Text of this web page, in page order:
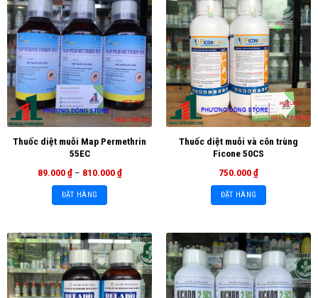
Thuốc diệt muỗi Map Permethrin
55EC
89.000₫ – 810.000₫
ĐẶT HÀNG
Thuốc diệt muỗi và côn trùng
Ficone 50CS
750.000₫
ĐẶT HÀNG